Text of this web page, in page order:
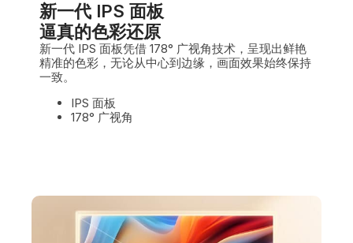
新一代 IPS 面板
逼真的色彩还原
新一代 IPS 面板凭借 178° 广视角技术，呈现出鲜艳
精准的色彩，无论从中心到边缘，画面效果始终保持
一致。
IPS 面板
178° 广视角